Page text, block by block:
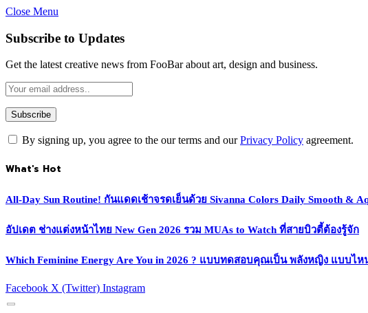
Close Menu
Subscribe to Updates
Get the latest creative news from FooBar about art, design and business.
By signing up, you agree to the our terms and ourPrivacy Policy agreement.
What's Hot
All-Day Sun Routine! กันแดดเช้าจรดเย็นด้วย Sivanna Colors Daily Smooth &
อัปเดต ช่างแต่งหน้าไทย New Gen 2026 รวม MUAs to Watch ที่สายบิวตี้ต้องรู้จัก
Which Feminine Energy Are You in 2026 ? แบบทดสอบคุณเป็น พลังหญิง แบบไห
Facebook X (Twitter) Instagram